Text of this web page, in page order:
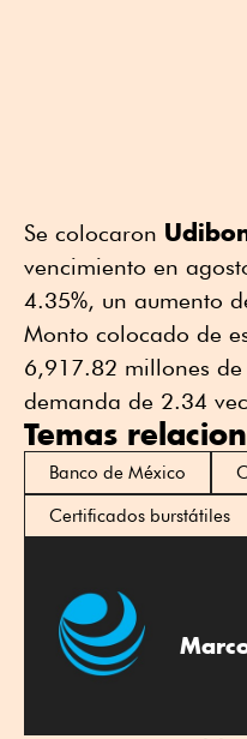
Se colocaron
vencimiento en
4.35%, un aumento
Monto colocado de
6,917.82 millones
demanda de 2.34
Temas
Banco de México
Certificados burstátiles